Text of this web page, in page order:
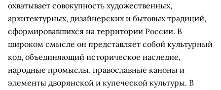
охватывает совокупность художественных,
архитектурных, дизайнерских и бытовых традиций,
сформировавшихся на территории России. В
широком смысле он представляет собой культурный
код, объединяющий историческое наследие,
народные промыслы, православные каноны и
элементы дворянской и купеческой культуры. В